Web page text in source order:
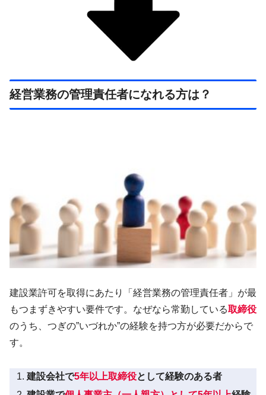
経営業務の管理責任者になれる方は？
建設業許可を取得にあたり「経営業務の管理責任者」が最
もつまずきやすい要件です。なぜなら常勤している取締役
のうち、つぎの”いづれか”の経験を持つ方が必要だからで
す。
建設会社で5年以上取締役として経験のある者